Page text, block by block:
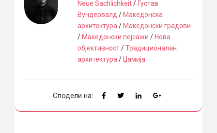
Neue Sachlichkeit/ Густав
Вундервалд / Македонска
архитектура/ Македонски градови
/ Македонски пејсажи / Нова
објективност/Традиционалан
архитектура/ Џамија
Сподели на: